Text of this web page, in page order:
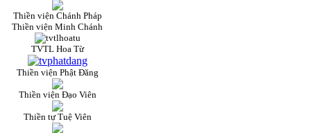
Thiền viện Chánh Pháp
Thiền viện Minh Chánh
TVTL Hoa Từ
Thiền viện Phật Đăng
Thiền viện Đạo Viên
Thiền tự Tuệ Viên